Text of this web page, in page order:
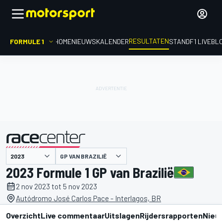
FORMULE 1 HOMENIEUWSKALENDERRESULTATENSTANDF1
gepresenteerd door GP VAN BRAZILIË
2023 Formule 1 GP van Brazilië
2 nov 2023 tot 5 nov 2023
Autódromo José Carlos Pace - Interlagos, BR
OverzichtLive commentaarUitslagenRijdersrapporten